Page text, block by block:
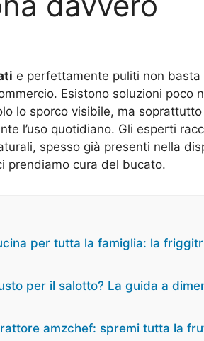
e perfettamente puliti non basta
Esistono soluzioni poco
lo sporco visibile, ma soprattutto
l’uso quotidiano. Gli esperti
spesso già presenti nella
prendiamo cura del bucato.
per tutta la famiglia: la
per il salotto? La guida a
amzchef: spremi tutta la